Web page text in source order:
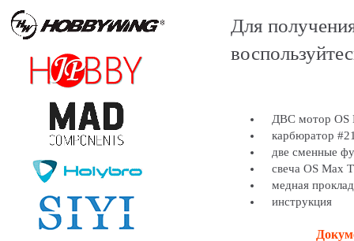
Для
ДВС мотор OS
карбюратор
две сменные
свеча OS Max
медная
инструкция